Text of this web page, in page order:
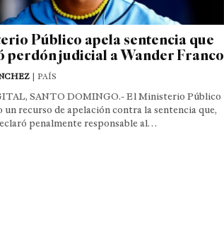
Público apela sentencia que
perdón judicial a Wander Franco
| PAÍS
SANTO DOMINGO.- El Ministerio Público
un recurso de apelación contra la sentencia que,
penalmente responsable al…